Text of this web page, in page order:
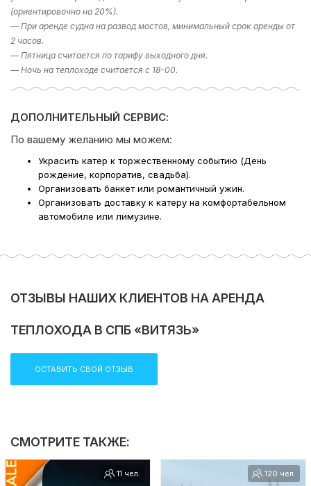
*Цена на сезон 2026 года;
*минимальная аренда 2 часа;
*цены в период выпускных по запросу — минимальная
аренда 4 часа;
*стоимость уборки на теплоходе — 5000/10000 руб.;
тарифу 50% от стоимости.
Базовый причал: набережная реки Мойки 110/120 (новая
Конюшенное ведомство.
Если у вас остался вопрос «Какое направление
выбрать?», то в подборе экскурсии вам поможет наш
Компания Ру-Чартерс всегда рада предложить вам
(ориентировочно на 20%).
— При аренде судна на развод мостов, минимальный срок аренды от
2 часов.
— Пятница считается по тарифу выходного дня.
— Ночь на теплоходе считается с 18-00.
ДОПОЛНИТЕЛЬНЫЙ СЕРВИС:
По вашему желанию мы можем:
Украсить катер к торжественному событию (День
рождение, корпоратив, свадьба).
Организовать банкет или романтичный ужин.
Организовать доставку к катеру на комфортабельном
автомобиле или лимузине.
ОТЗЫВЫ НАШИХ КЛИЕНТОВ НА АРЕНДА
ТЕПЛОХОДА В СПБ «ВИТЯЗЬ»
ОСТАВИТЬ СВОЙ ОТЗЫВ
СМОТРИТЕ ТАКЖЕ:
11 чел. 120 чел.